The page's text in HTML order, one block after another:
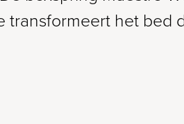
transformeert het bed